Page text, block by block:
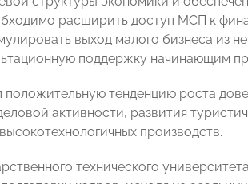
расширить доступ МСП к
выход малого бизнеса из
поддержку начинающим
тенденцию роста
активности, развития
производств.
технического университета